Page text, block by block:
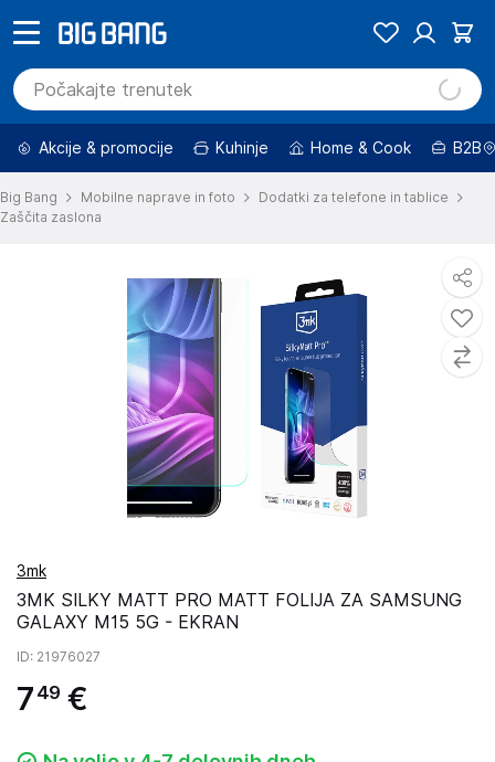
Akcije & promocije Kuhinje Home & Cook B2B
Big Bang Mobilne naprave in foto
Dodatki za telefone in tablice
Zaščita zaslona
3mk
3MK SILKY MATT PRO MATT FOLIJA ZA SAMSUNG
GALAXY M15 5G - EKRAN
ID: 21976027
7 49 €